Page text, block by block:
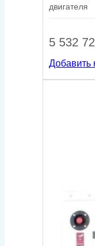
двигателя
5 532
Добавить